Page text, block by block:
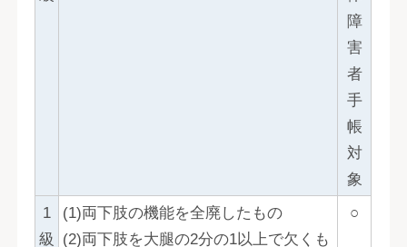
障
害
者
手
帳
対
象
1
級
(1)両下肢の機能を全廃したもの
(2)両下肢を大腿の2分の1以上で欠くも
○